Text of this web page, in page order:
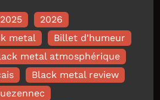
2025
2026
metal
Billet d'humeur
metal atmosphérique
Black metal review